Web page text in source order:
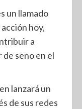
un llamado
hoy,
a
seno en el
lanzará un
de sus redes